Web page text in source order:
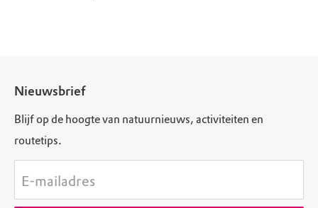
Nieuwsbrief
Blijf op de hoogte van natuurnieuws, activiteiten en
routetips.
E-mailadres